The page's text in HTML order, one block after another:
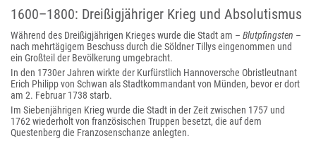
1600–1800: Dreißigjähriger Krieg und Absolutismus
Während des Dreißigjährigen Krieges wurde die Stadt am – Blutpfingsten –
nach mehrtägigem Beschuss durch die Söldner Tillys eingenommen und
ein Großteil der Bevölkerung umgebracht.
In den 1730er Jahren wirkte der Kurfürstlich Hannoversche Obristleutnant
Erich Philipp von Schwan als Stadtkommandant von Münden, bevor er dort
am 2. Februar 1738 starb.
Im Siebenjährigen Krieg wurde die Stadt in der Zeit zwischen 1757 und
1762 wiederholt von französischen Truppen besetzt, die auf dem
Questenberg die Franzosenschanze anlegten.